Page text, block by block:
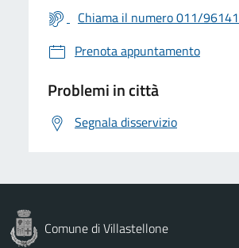
Chiama il numero 011/
Prenota appuntamento
Problemi in città
Segnala disservizio
Comune di Villastellone